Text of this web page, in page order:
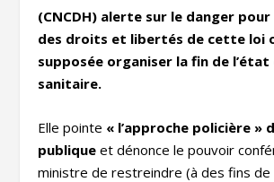
(CNCDH) alerte sur le danger
des droits et libertés de cette loi
supposée organiser la fin de l’état
sanitaire.
Elle pointe « l’approche policière »
publique et dénonce le pouvoir
ministre de restreindre (à des fins